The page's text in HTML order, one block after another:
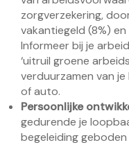
zorgverzekering,
vakantiegeld (8%)
Informeer bij je
‘uitruil groene
verduurzamen van
of auto.
Persoonlijke
gedurende je
begeleiding